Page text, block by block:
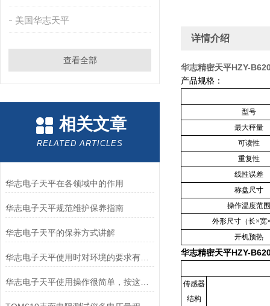
美国华志天平
查看全部
相关文章
RELATED ARTICLES
华志电子天平在各领域中的作用
华志电子天平规范维护保养指南
华志电子天平的保养方式讲解
华志电子天平使用时对环境的要求有哪些？
华志电子天平使用操作很简单，按这些步骤来就行
详情介绍
华志精密天平HZY-
产品规格：
型号
最大秤量
可读性
重复性
线性误差
称盘尺寸
操作温度范围
外形尺寸（长×宽
开机预热
华志精密天平HZY-
传感器
结构